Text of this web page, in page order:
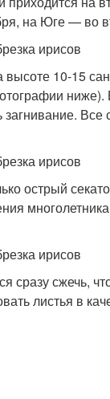
на Юге — во
10-15
Все
острый
сразу сжечь,
листья в